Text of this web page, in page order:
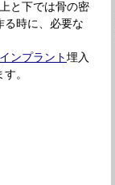
と下では骨の密
る時に、必要な
インプラント 埋入
。